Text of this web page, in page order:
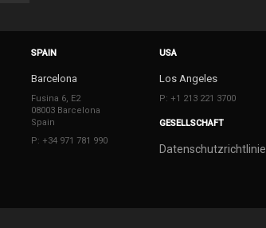
SPAIN
Barcelona
Fusina 6, E2
08003 Barcelona
Spain
P: +34 971 781 990
USA
Los Angeles
P: +1 213 221 3700
GESELLSCHAFT
Datenschutzrichtlinie